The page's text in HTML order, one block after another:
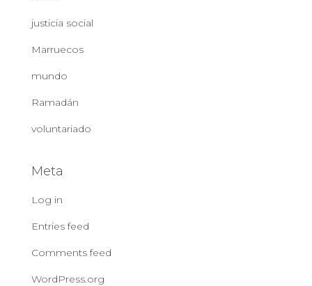
justicia social
Marruecos
mundo
Ramadán
voluntariado
Meta
Log in
Entries feed
Comments feed
WordPress.org